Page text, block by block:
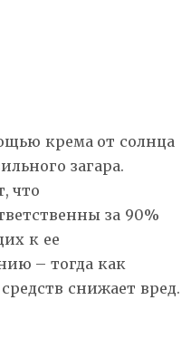
крема от солнца
загара.
что
за 90%
к ее
– тогда как
снижает вред.